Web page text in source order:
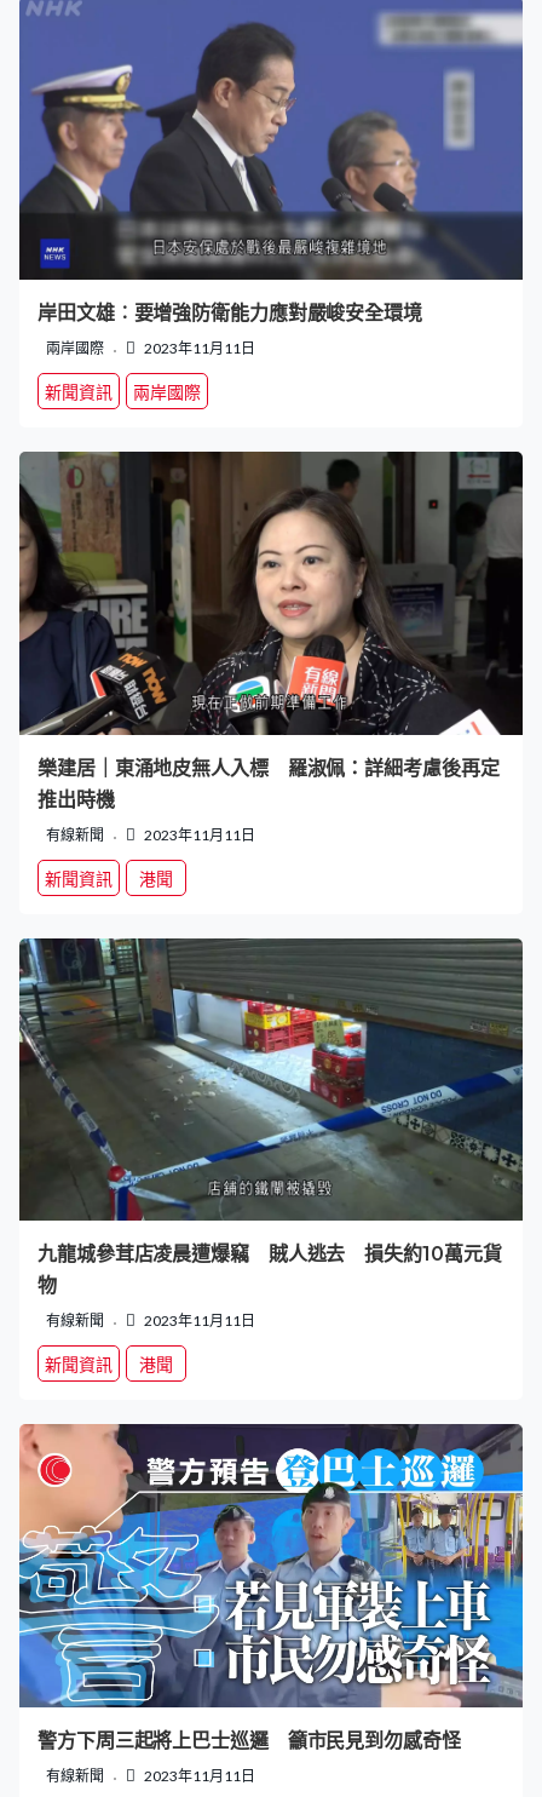
岸田文雄︰要增強防衛能力應對嚴峻安全環境
兩岸國際 2023年11月11日
新聞資訊 兩岸國際
樂建居｜東涌地皮無人入標 羅淑佩：詳細考慮後再定
推出時機
有線新聞 2023年11月11日
新聞資訊 港聞
九龍城參茸店凌晨遭爆竊 賊人逃去 損失約10萬元貨
物
有線新聞 2023年11月11日
新聞資訊 港聞
警方下周三起將上巴士巡邏 籲市民見到勿感奇怪
有線新聞 2023年11月11日